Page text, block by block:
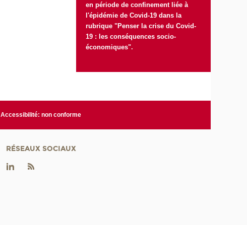
en période de confinement liée à
l'épidémie de Covid-19 dans la
rubrique"Penser la crise du Covid-
19 : les conséquences socio-
économiques".
Accessibilité: non conforme
RÉSEAUX SOCIAUX